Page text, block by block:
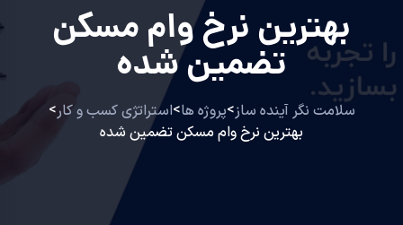
بهترین نرخ وام مسکن
تضمین شده
سلامت نگر آینده ساز>پروژه ها>استراتژی کسب و کار>
بهترین نرخ وام مسکن تضمین شده